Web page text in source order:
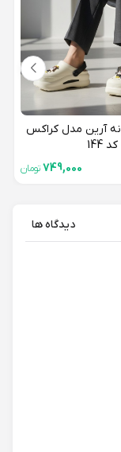
آرین مدل کراکس
749,000تومان
دیدگاه ها